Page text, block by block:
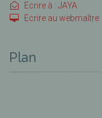
Ecrire à : JAYA
Ecrire au webmaître
Plan